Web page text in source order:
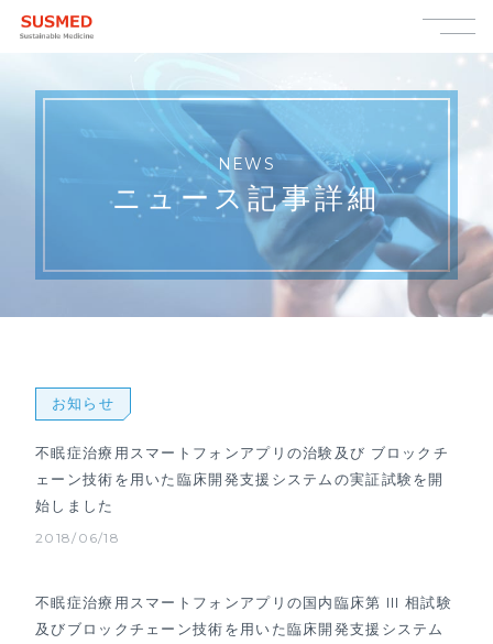
NEWS
ニュース記事詳細
お知らせ
不眠症治療用スマートフォンアプリの治験及び ブロックチ
ェーン技術を用いた臨床開発支援システムの実証試験を開
始しました
2018/06/18
不眠症治療用スマートフォンアプリの国内臨床第 III 相試験
及びブロックチェーン技術を用いた臨床開発支援システム